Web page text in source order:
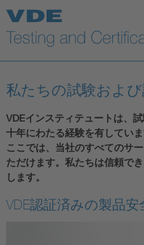
Key Topics
私たちの試験およ
VDEインスティテュートは、
十年にわたる経験を有していま
ここでは、当社のすべてのサ
ただけます。私たちは信頼で
します。
VDE認証済みの製品安